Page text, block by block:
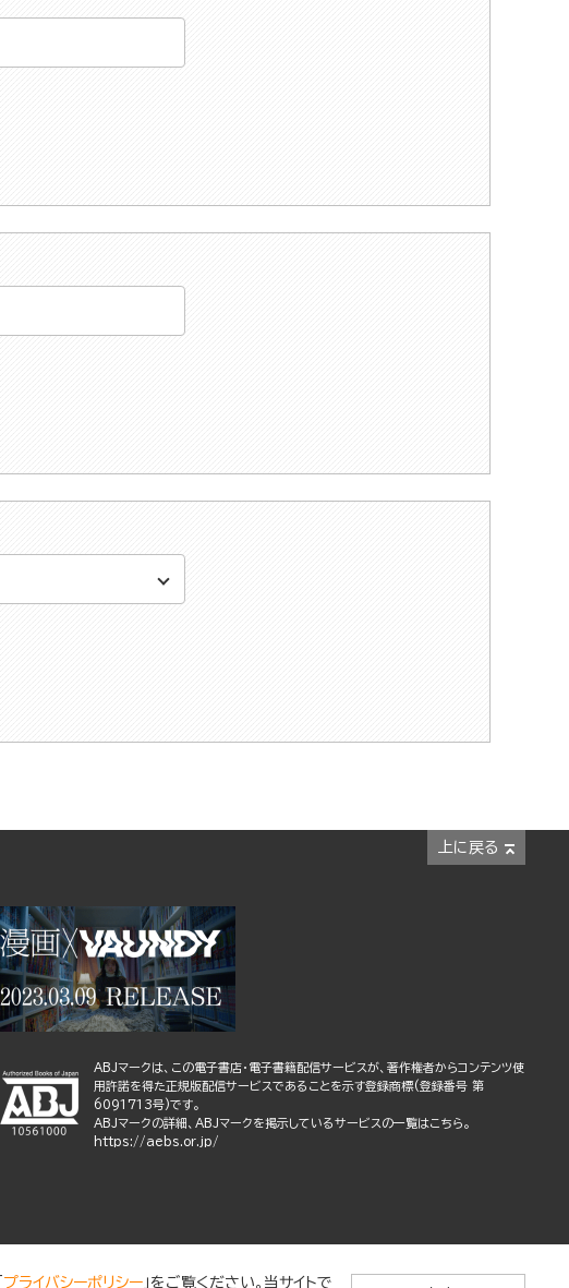
上に戻る
ABJマークは、この電子書店・電子書籍配信サービスが、著作権者からコンテンツ使
用許諾を得た正規版配信サービスであることを示す登録商標(登録番号 第
6091713号)です。
ABJマークの詳細、ABJマークを掲示しているサービスの一覧はこちら。
https://aebs.or.jp/
プライバシーポリシー 」をご覧ください。当サイトで